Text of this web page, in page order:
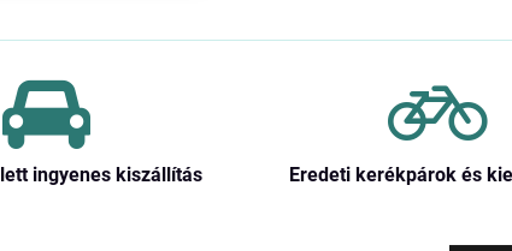
ingyenes kiszállítás Eredeti kerékpárok és